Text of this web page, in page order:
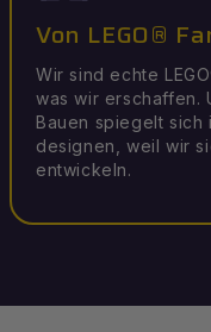
Von LEGO®
Wir sind echte
was wir erschaffen.
Bauen spiegelt sich
designen, weil wir
entwickeln.